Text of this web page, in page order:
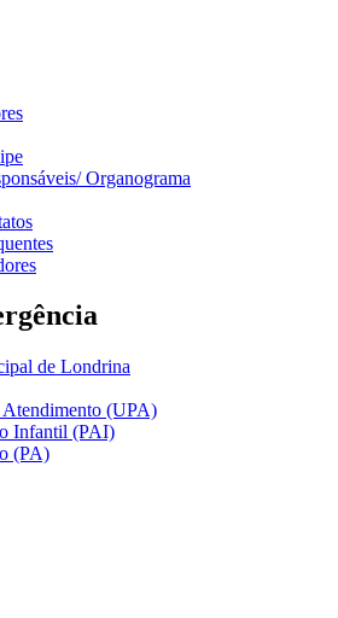
Organograma
de Londrina
(UPA)
Infantil (PAI)
(PA)